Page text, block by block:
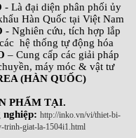
- Là đại diện phân phối ủy
Hàn Quốc tại Việt Nam
- Nghiên cứu, tích hợp lắp
hệ thống tự động hóa
– Cung cấp các giải pháp
máy móc & vật tư
(HÀN QUỐC)
PHẨM TẠI.
http://inko.vn/vi/thiet-bi-
trinh-giat-la-1504i1.html